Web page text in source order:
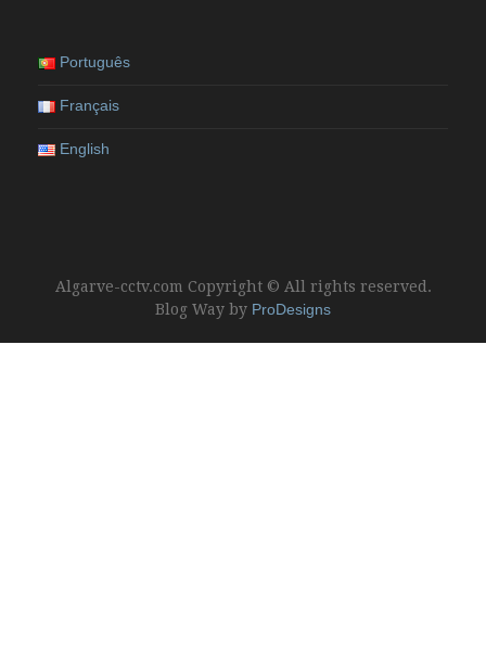
Português
Français
English
Algarve-cctv.com Copyright © All rights reserved.
Blog Way by ProDesigns